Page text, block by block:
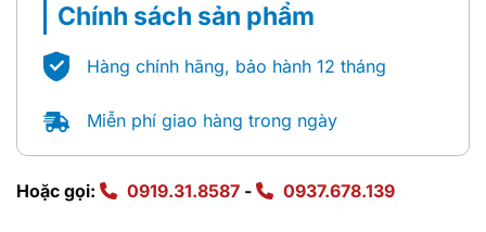
Chính sách sản phẩm
Hàng chính hãng, bảo hành 12 tháng
Miễn phí giao hàng trong ngày
Hoặc gọi: 0919.31.8587 - 0937.678.139